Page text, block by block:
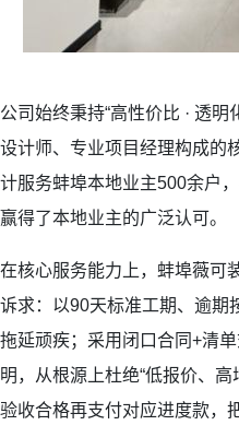
公司始终秉持“高性价比 · 透
设计师、专业项目经理构成的
计服务蚌埠本地业主500余户
赢得了本地业主的广泛认可。
在核心服务能力上，蚌埠薇可
诉求：以90天标准工期、逾期
拖延顽疾；采用闭口合同+清
明，从根源上杜绝“低报价、
验收合格再支付对应进度款，